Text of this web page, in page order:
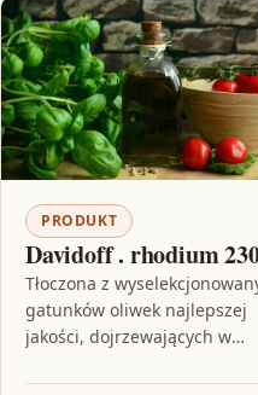
PRODUKT
Davidoff . rhodium
Tłoczona z
gatunków oliwek najlepszej
jakości, dojrzewających w
zachowując ich oryginalny